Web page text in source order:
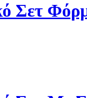
Σετ